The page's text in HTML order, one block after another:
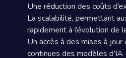
Une réduction des coûts
La scalabilité, permettant
rapidement à l’évolution de
Un accès à des mises à
continues des modèles d’IA